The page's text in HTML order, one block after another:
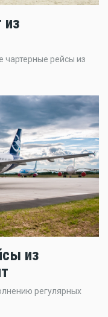
из
чартерные рейсы из
из
регулярных